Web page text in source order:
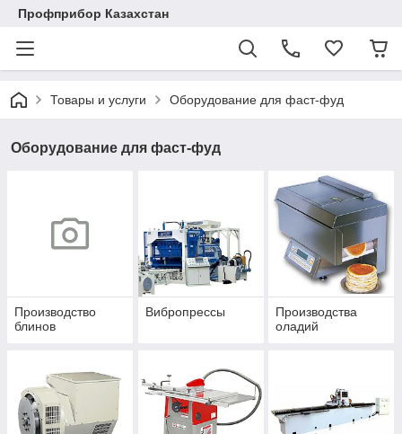
Профприбор Казахстан
Товары и услуги Оборудование для фаст-фуд
Оборудование для фаст-фуд
Производство
блинов
Вибропрессы
Производства
оладий